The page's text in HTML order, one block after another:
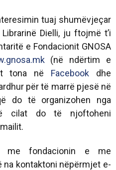
tuaj shumëvjeçar
Dielli, ju ftojmë t’i
e Fondacionit GNOSA
(në ndërtim e
tona në Facebook dhe
për të marrë pjesë në
do të organizohen nga
cilat do të njoftoheni
me fondacionin e me
kontaktoni nëpërmjet e-